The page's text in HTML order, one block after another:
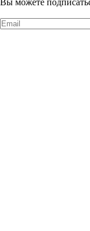
Вы можете